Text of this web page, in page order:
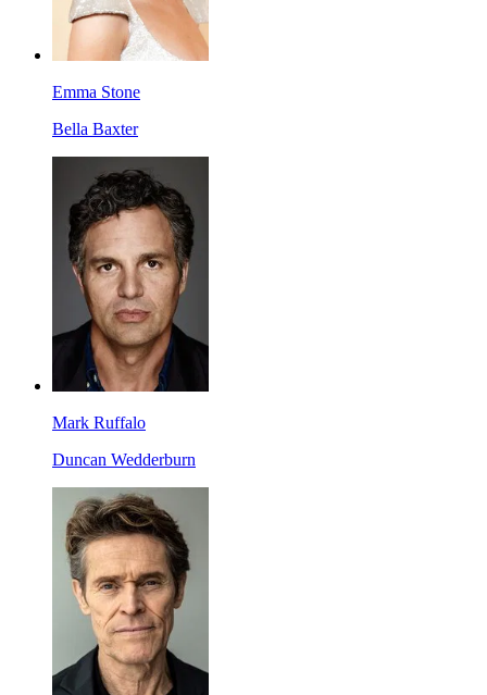
Emma Stone
Bella Baxter
Mark Ruffalo
Duncan Wedderburn